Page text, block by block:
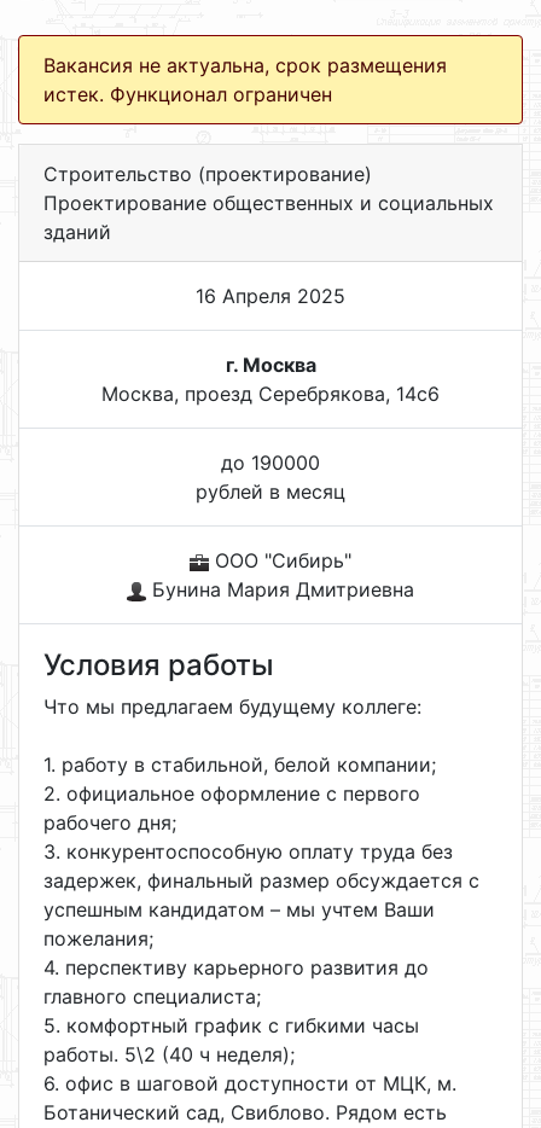
Вакансия не актуальна, срок размещения
истек. Функционал ограничен
Строительство (проектирование)
Проектирование общественных и социальных
зданий
16 Апреля 2025
г. Москва
Москва, проезд Серебрякова, 14с6
до 190000
рублей в месяц
ООО "Сибирь"
Бунина Мария Дмитриевна
Условия работы
Что мы предлагаем будущему коллеге:
1. работу в стабильной, белой компании;
2. официальное оформление с первого
рабочего дня;
3. конкурентоспособную оплату труда без
задержек, финальный размер обсуждается с
успешным кандидатом – мы учтем Ваши
пожелания;
4. перспективу карьерного развития до
главного специалиста;
5. комфортный график с гибкими часы
работы. 5\2 (40 ч неделя);
6. офис в шаговой доступности от МЦК, м.
Ботанический сад, Свиблово. Рядом есть